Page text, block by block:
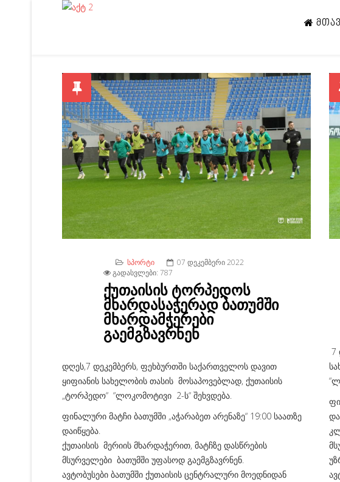
ᲡᲞᲝᲠᲢᲘ
07 ᲓᲔᲙᲔᲛᲑᲔᲠᲘ 2022
ᲒᲐᲓᲐᲡᲕᲚᲔᲑᲘ: 787
ქუთაისის ტორპედოს
მხარდასაჭერად ბათუმში
მხარდამჭერები
გაემგზავრნენ
დღეს,7 დეკემბერს, ფეხბურთში საქართველოს დავით
ყიფიანის სახელობის თასის მოსაპოვებლად, ქუთაისის
„ტორპედო“ “ლოკომოტივი 2-ს“ შეხვდება.
ფინალური მატჩი ბათუმში „აჭარაბეთ არენაზე“ 19:00 საათზე
დაიწყება.
ქუთაისის მერიის მხარდაჭერით, მატჩზე დასწრების
მსურველები ბათუმში უფასოდ გაემგზავრნენ.
ავტობუსები ბათუმში ქუთაისის ცენტრალური მოედნიდან
7